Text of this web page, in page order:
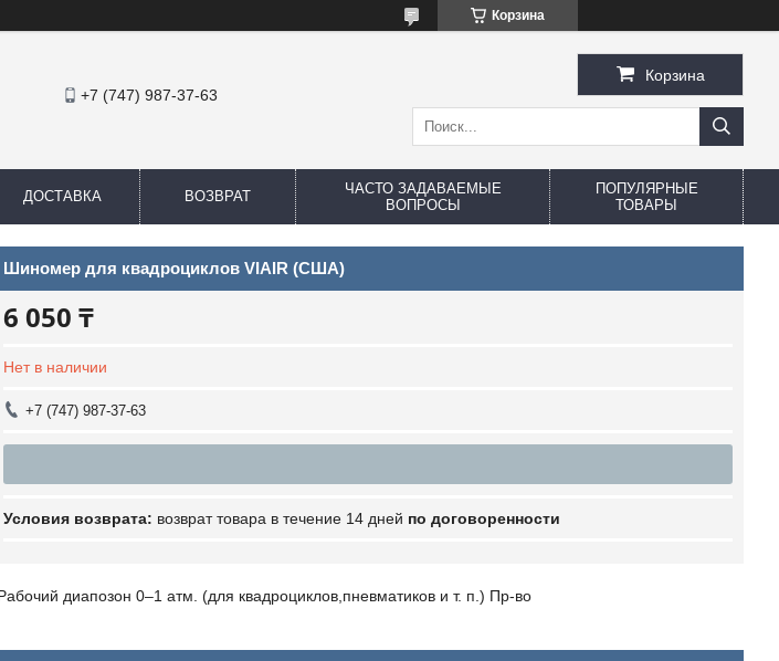
Корзина
+7 (747) 987-37-63
Корзина
ДОСТАВКА ВОЗВРАТ
ЧАСТО ЗАДАВАЕМЫЕ
ВОПРОСЫ
ПОПУЛЯРНЫЕ
ТОВАРЫ
Шиномер для квадроциклов VIAIR (США)
6 050 ₸
Нет в наличии
+7 (747) 987-37-63
возврат товара в течение 14 дней по договоренности
диапозон 0–1 атм. (для квадроциклов,пневматиков и т. п.) Пр-во